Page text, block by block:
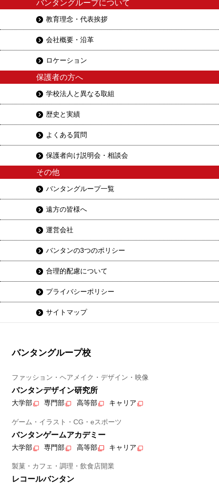
バンタングループについて
教育理念・代表挨拶
会社概要・沿革
ロケーション
保護者の方へ
学校法人と異なる取組
歴史と実績
よくある質問
保護者向け説明会・相談会
その他
バンタングループ一覧
遠方の皆様へ
運営会社
バンタンの3つのポリシー
合理的配慮について
プライバシーポリシー
サイトマップ
バンタングループ校
ファッション・ヘアメイク・デザイン・映像
バンタンデザイン研究所
大学部 専門部 高等部 キャリア
ゲーム・イラスト・CG・eスポーツ
バンタンゲームアカデミー
大学部 専門部 高等部 キャリア
製菓・カフェ・調理・飲食店開業
レコールバンタン